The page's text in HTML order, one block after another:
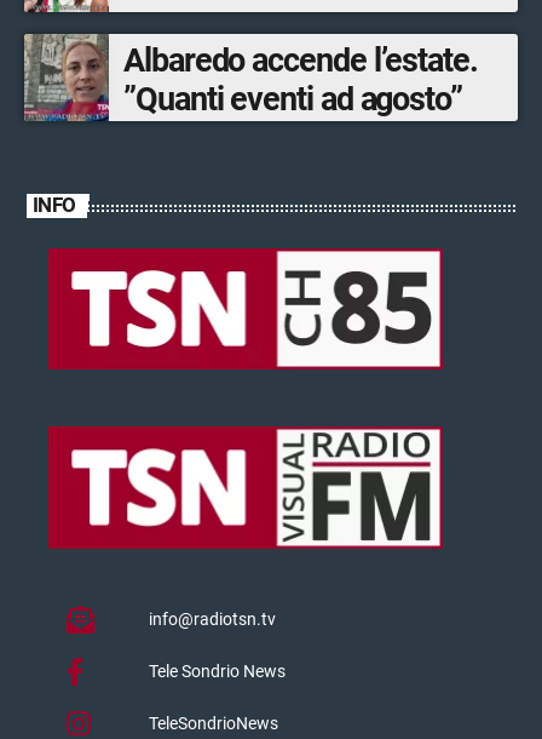
Albaredo accende l’estate.
”Quanti eventi ad agosto”
INFO
info@radiotsn.tv
Tele Sondrio News
TeleSondrioNews